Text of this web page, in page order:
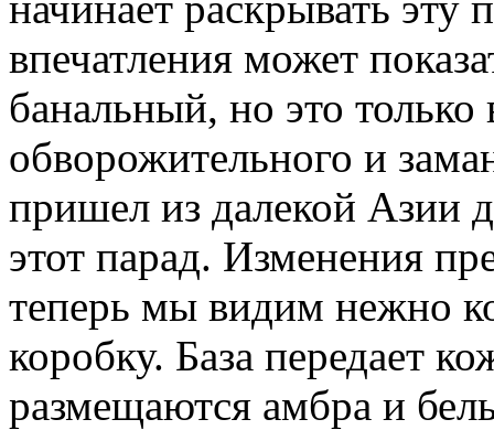
впечатления может
банальный, но это
обворожительного и
пришел из далекой Азии
этот парад. Изменения
теперь мы видим нежно
коробку. База передает
размещаются амбра и